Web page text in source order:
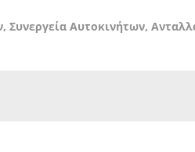
Συνεργεία Αυτοκινήτων,